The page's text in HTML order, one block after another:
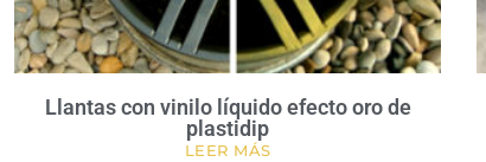
Llantas con vinilo líquido efecto oro de
plastidip
LEER MÁS